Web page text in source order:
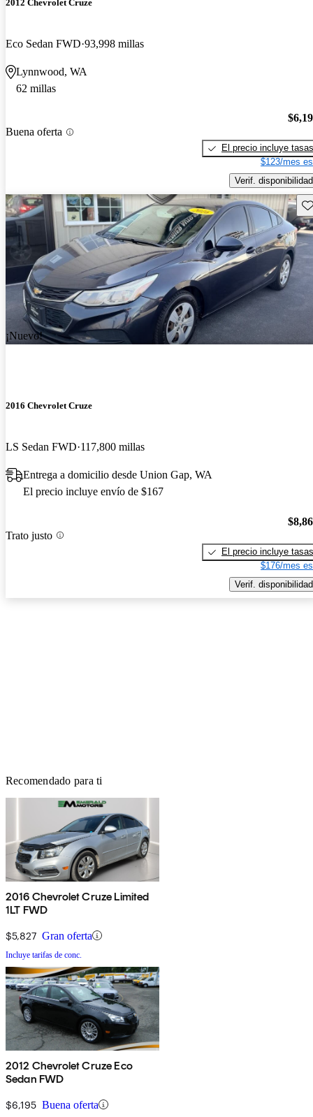
2012 Chevrolet Cruze
Eco Sedan FWD 93,998 millas
Lynnwood, WA
62 millas
Buena oferta
El precio incluye tasas
$123/mes
Verif. disponibilidad
¡Nuevo!
2016 Chevrolet Cruze
LS Sedan FWD 117,800 millas
Entrega a domicilio desde Union Gap, WA
El precio incluye envío de $167
Trato justo
El precio incluye tasas
$176/mes
Verif. disponibilidad
Recomendado para ti
2016 Chevrolet Cruze Limited
1LT FWD
$5,827 Gran oferta
Incluye tarifas de conc.
2012 Chevrolet Cruze Eco
Sedan FWD
$6,195 Buena oferta